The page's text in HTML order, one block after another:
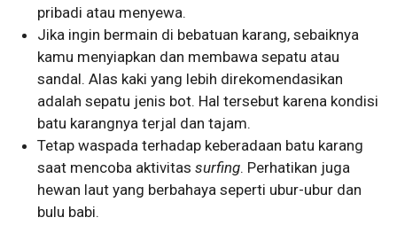
pribadi atau menyewa.
Jika ingin bermain di bebatuan karang, sebaiknya
kamu menyiapkan dan membawa sepatu atau
sandal. Alas kaki yang lebih direkomendasikan
adalah sepatu jenis bot. Hal tersebut karena kondisi
batu karangnya terjal dan tajam.
Tetap waspada terhadap keberadaan batu karang
saat mencoba aktivitassurfing. Perhatikan juga
hewan laut yang berbahaya seperti ubur-ubur dan
bulu babi.